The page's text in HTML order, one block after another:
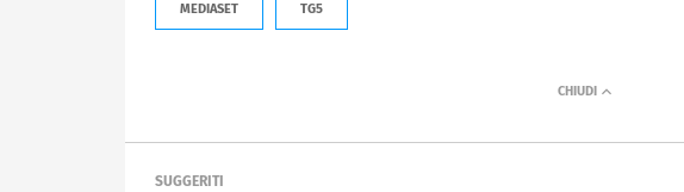
MEDIASET TG5
SUGGERITI